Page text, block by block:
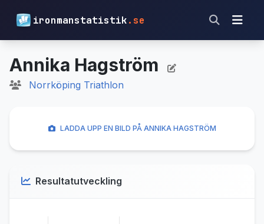
ironmanstatistik.se
Annika Hagström
Norrköping Triathlon
LADDA UPP EN BILD PÅ ANNIKA HAGSTRÖM
Resultatutveckling